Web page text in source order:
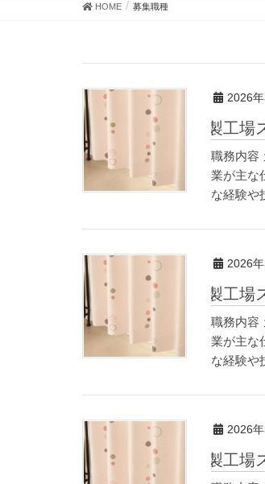
HOME 募集職種
2026
縫製工
職務内容
業が主な
な経験や
2026
縫製工
職務内容
業が主な
な経験や
2026
縫製工